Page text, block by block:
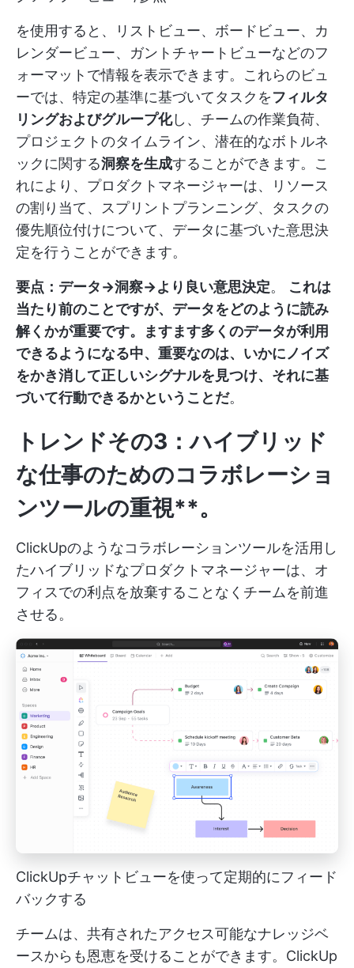
を使用すると、リストビュー、ボードビュー、カ
レンダービュー、ガントチャートビューなどのフ
ォーマットで情報を表示できます。これらのビュ
ーでは、特定の基準に基づいてタスクをフィルタ
リングおよびグループ化し、チームの作業負荷、
プロジェクトのタイムライン、潜在的なボトルネ
ックに関する洞察を生成することができます。こ
れにより、プロダクトマネージャーは、リソース
の割り当て、スプリントプランニング、タスクの
優先順位付けについて、データに基づいた意思決
定を行うことができます。
要点：データ→洞察→より良い意思決定。 これは
当たり前のことですが、データをどのように読み
解くかが重要です。ますます多くのデータが利用
できるようになる中、重要なのは、いかにノイズ
をかき消して正しいシグナルを見つけ、それに基
づいて行動できるかということだ。
トレンドその3：ハイブリッド
な仕事のためのコラボレーショ
ンツールの重視**。
ClickUpのようなコラボレーションツールを活用し
たハイブリッドなプロダクトマネージャーは、オ
フィスでの利点を放棄することなくチームを前進
させる。
ClickUpチャットビューを使って定期的にフィード
バックする
チームは、共有されたアクセス可能なナレッジベ
ースからも恩恵を受けることができます。ClickUp